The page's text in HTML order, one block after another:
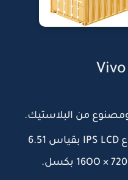
ومصنوع من البلاستيك.
ياتي الهاتف شاشة من نوع IPS LCD بقياس 6.51